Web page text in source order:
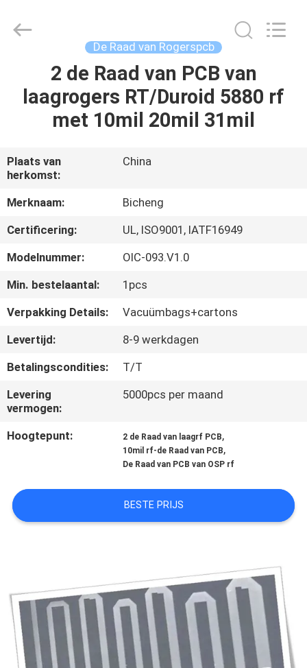
PRODUCTEN
VIDEO'S
OVER
ONS
KWALITEITSCONTROLE
NEEM
MET
ONS
NIEUWS
SITEMAP
PRIVACYBELEID
Technology
De Raad van Rogerspcb
2 de Raad van PCB van
laagrogers RT/Duroid 5880 rf
met 10mil 20mil 31mil
Plaats van
herkomst:
China
Merknaam:
Bicheng
Certificering:
UL, ISO9001, IATF16949
Modelnummer:
OIC-093.V1.0
Min. bestelaantal:
1pcs
Verpakking Details:
Vacuümbags+cartons
Levertijd:
8-9 werkdagen
Betalingscondities:
T/T
Levering
vermogen:
5000pcs per maand
Hoogtepunt: 2 de Raad van laagrf PCB,
10mil rf-de Raad van PCB,
De Raad van PCB van OSP rf
BESTE PRIJS